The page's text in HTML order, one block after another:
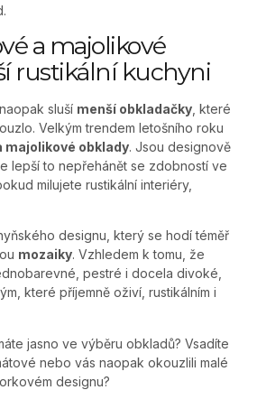
a majolikové
rustikální kuchyni
sluší menší obkladačky , které
Velkým trendem letošního roku
majolikové obklady. Jsou designově
lepší to nepřehánět se zdobností ve
milujete rustikální interiéry,
designu, který se hodí téměř
mozaiky. Vzhledem k tomu, že
pestré i docela divoké,
které příjemně oživí, rustikálním i
jasno ve výběru obkladů? Vsadíte
nebo vás naopak okouzlili malé
designu?